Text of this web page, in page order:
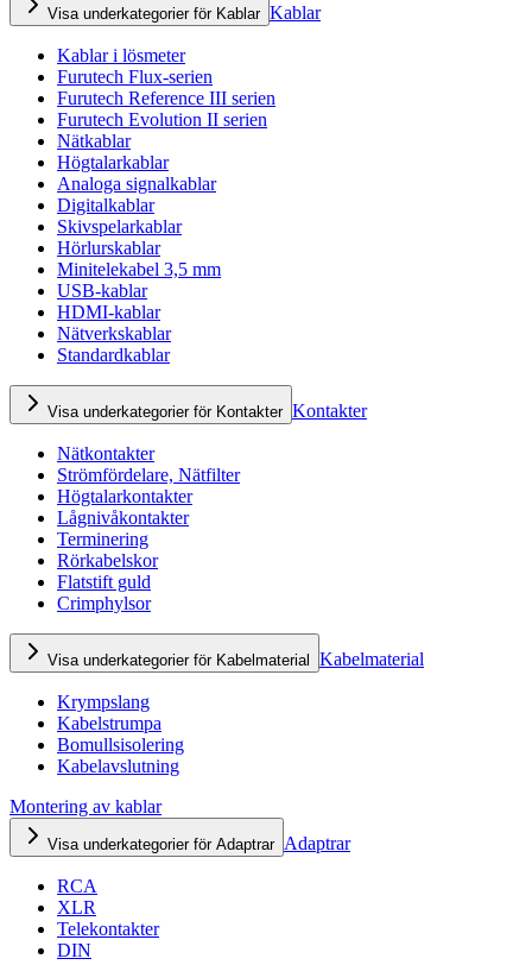
Visa underkategorier för Kablar Kablar
Kablar i lösmeter
Furutech Flux-serien
Furutech Reference III serien
Furutech Evolution II serien
Nätkablar
Högtalarkablar
Analoga signalkablar
Digitalkablar
Skivspelarkablar
Hörlurskablar
Minitelekabel 3,5 mm
USB-kablar
HDMI-kablar
Nätverkskablar
Standardkablar
Visa underkategorier för Kontakter Kontakter
Nätkontakter
Strömfördelare, Nätfilter
Högtalarkontakter
Lågnivåkontakter
Terminering
Rörkabelskor
Flatstift guld
Crimphylsor
Visa underkategorier för Kabelmaterial Kabelmaterial
Krympslang
Kabelstrumpa
Bomullsisolering
Kabelavslutning
Montering av kablar
Visa underkategorier för Adaptrar Adaptrar
RCA
XLR
Telekontakter
DIN